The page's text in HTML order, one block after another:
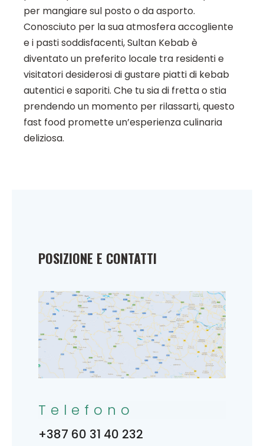
per mangiare sul posto o da asporto.
Conosciuto per la sua atmosfera accogliente
e i pasti soddisfacenti, Sultan Kebab è
diventato un preferito locale tra residenti e
visitatori desiderosi di gustare piatti di kebab
autentici e saporiti. Che tu sia di fretta o stia
prendendo un momento per rilassarti, questo
fast food promette un’esperienza culinaria
deliziosa.
POSIZIONE E CONTATTI
Telefono
+387 60 31 40 232